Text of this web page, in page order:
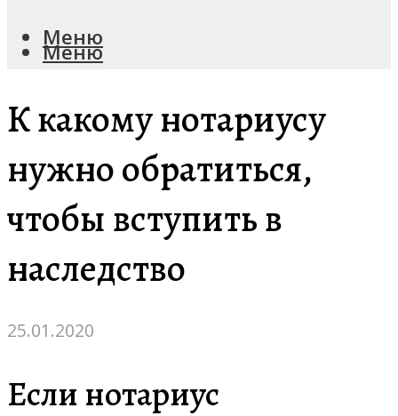
Меню
Меню
К какому нотариусу
нужно обратиться,
чтобы вступить в
наследство
25.01.2020
Если нотариус